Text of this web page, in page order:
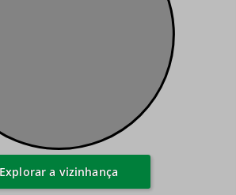
Explorar a vizinhança